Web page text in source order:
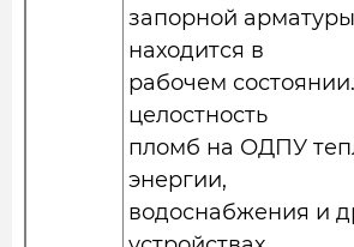
запорной
находится в
рабочем
целостность
пломб на ОДПУ
энергии,
водоснабжения и